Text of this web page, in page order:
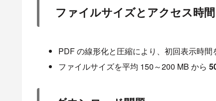
ファイルサイズとアクセス時間
PDF の線形化と圧縮により、初回表示時
ファイルサイズを平均 150～200 MB から